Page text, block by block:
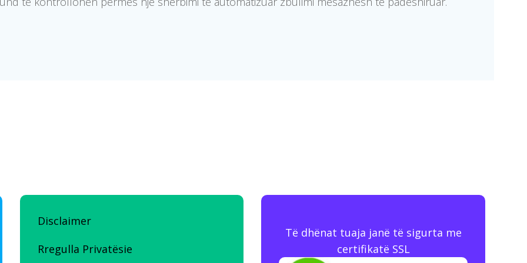
Disclaimer
Rregulla Privatësie
Të dhënat tuaja janë të sigurta me
certifikatë SSL